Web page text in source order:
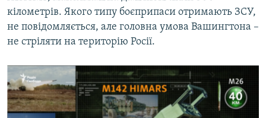
кілометрів. Якого типу боєприпаси отримають ЗСУ,
не повідомляється, але головна умова Вашингтона –
не стріляти на територію Росії.